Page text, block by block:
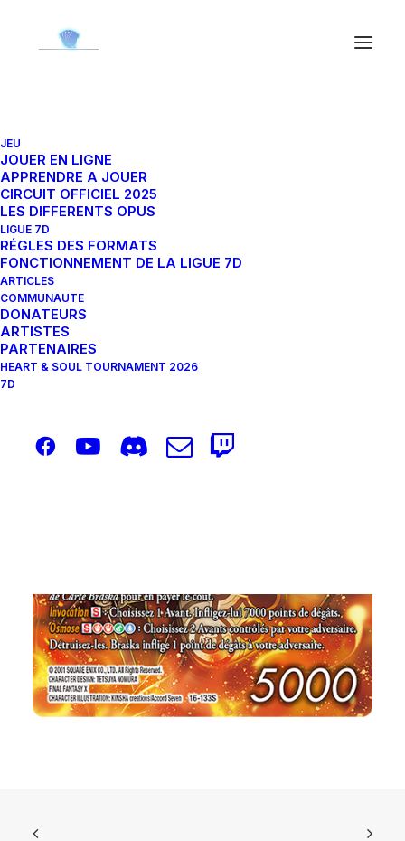
JEU
JOUER EN LIGNE
APPRENDRE A JOUER
CIRCUIT OFFICIEL 2025
LES DIFFERENTS OPUS
LIGUE 7D
RÉGLES DES FORMATS
FONCTIONNEMENT DE LA LIGUE 7D
ARTICLES
COMMUNAUTE
DONATEURS
ARTISTES
PARTENAIRES
HEART & SOUL TOURNAMENT 2026
7D
Braska 16-133S
5 mars 2024 | ByNed'